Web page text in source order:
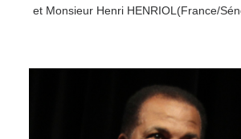
et Monsieur Henri HENRIOL(France/